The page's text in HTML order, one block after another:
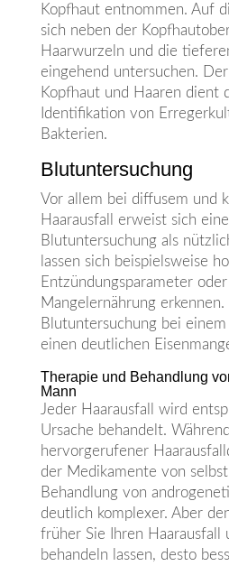
Kopfhaut entnommen. Auf
sich neben der
Haarwurzeln und die
eingehend untersuchen.
Kopfhaut und Haaren dient
Identifikation von
Bakterien.
Blutuntersuchung
Vor allem bei diffusem und
Haarausfall erweist sich
Blutuntersuchung als
lassen sich beispielsweise
Entzündungsparameter
Mangelernährung
Blutuntersuchung bei einem
einen deutlichen
Therapie und Behandlung
Mann
Jeder Haarausfall wird
Ursache behandelt.
hervorgerufener
der Medikamente von
Behandlung von
deutlich komplexer. Aber
früher Sie Ihren Haarausfall
behandeln lassen, desto